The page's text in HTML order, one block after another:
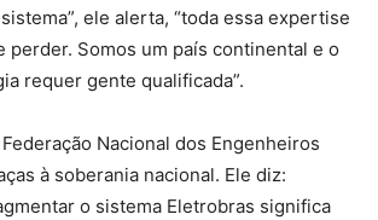
ele alerta, “toda essa expertise
perder. Somos um país continental e o
requer gente qualificada”.
Nacional dos Engenheiros
à soberania nacional. Ele diz:
o sistema Eletrobras significa